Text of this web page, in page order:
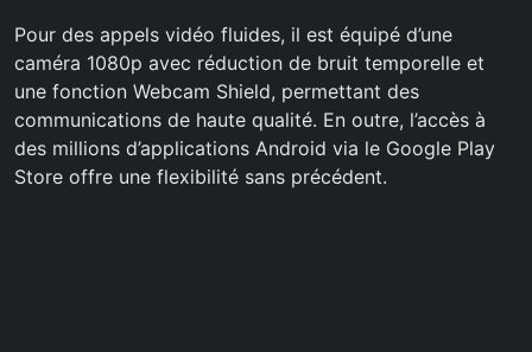
Pour des appels vidéo fluides, il est équipé d’une
caméra 1080p avec réduction de bruit temporelle et
une fonction Webcam Shield, permettant des
communications de haute qualité. En outre, l’accès à
des millions d’applications Android via le Google Play
Store offre une flexibilité sans précédent.